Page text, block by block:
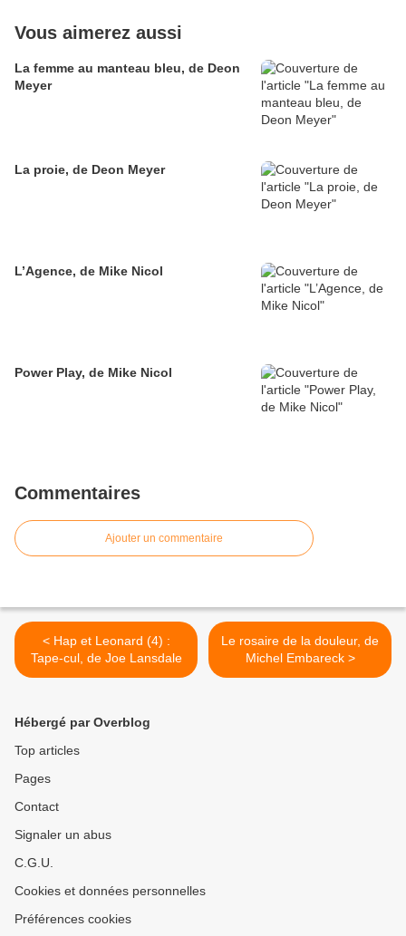
Vous aimerez aussi
La femme au manteau bleu, de Deon
Meyer
La proie, de Deon Meyer
L’Agence, de Mike Nicol
Power Play, de Mike Nicol
Commentaires
Ajouter un commentaire
< Hap et Leonard (4) :
Tape-cul, de Joe Lansdale
Le rosaire de la douleur, de
Michel Embareck >
Hébergé par Overblog
Top articles
Pages
Contact
Signaler un abus
C.G.U.
Cookies et données personnelles
Préférences cookies